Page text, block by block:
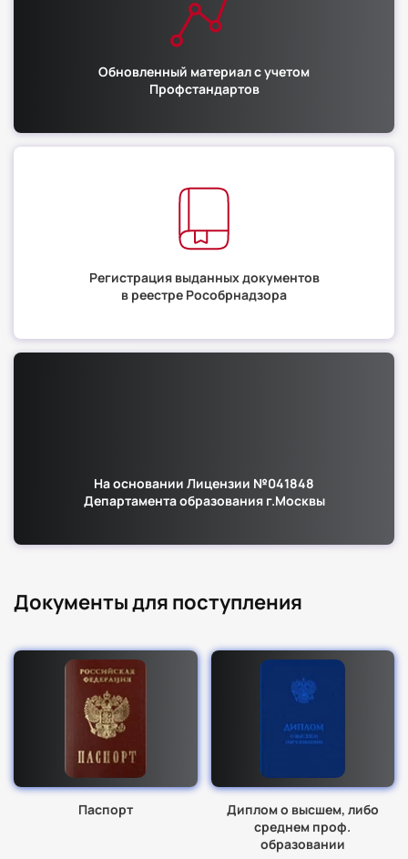
Обновленный материал с учетом
Профстандартов
Регистрация выданных документов
в реестре Рособрнадзора
На основании Лицензии №041848
Департамента образования г.Москвы
Документы для поступления
Паспорт
Диплом о высшем, либо
среднем проф.
образовании